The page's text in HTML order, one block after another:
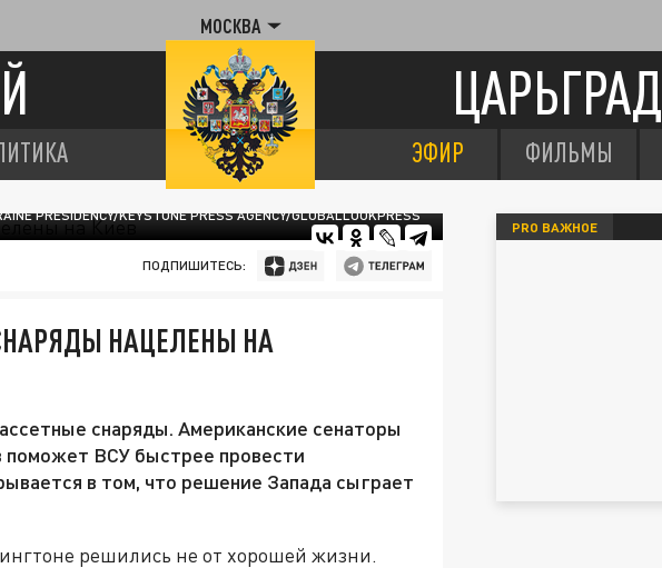
МОСКВА
ЦАРЬГРАД
ЭФИР ФИЛЬМЫ
PRESIDENCY/KEYSTONE PRESS AGENCY/GLOBALLOOKPRESS
ПОДПИШИТЕСЬ:
НАЦЕЛЕНЫ НА
снаряды. Американские сенаторы
поможет ВСУ быстрее провести
в том, что решение Запада сыграет
решились не от хорошей жизни.
PRO ВАЖНОЕ